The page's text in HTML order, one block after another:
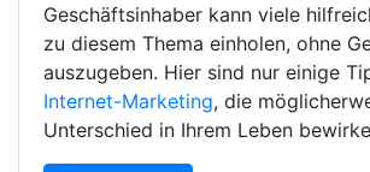
Geschäftsinhaber kann viele
zu diesem Thema einholen, ohne
auszugeben. Hier sind nur einige
Internet-Marketing, die
Unterschied in Ihrem Leben